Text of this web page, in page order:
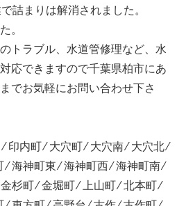
詰まりは解消されました。
。
トラブル、水道管修理など、水
応できますので千葉県柏市にあ
でお気軽にお問い合わせ下さ
印内町 ⁄ 大穴町 ⁄ 大穴南 ⁄ 大穴北 ⁄
⁄ 海神町東 ⁄ 海神町西 ⁄ 海神町南 ⁄
杉町 ⁄ 金堀町 ⁄ 上山町 ⁄ 北本町 ⁄